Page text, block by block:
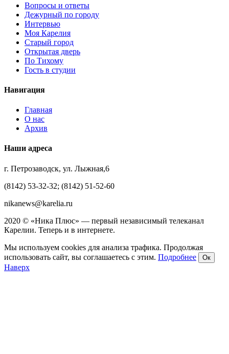
Вопросы и ответы
Дежурный по городу
Интервью
Моя Карелия
Старый город
Открытая дверь
По Тихому
Гость в студии
Навигация
Главная
О нас
Архив
Наши адреса
г. Петрозаводск, ул. Лыжная,6
(8142) 53-32-32; (8142) 51-52-60
nikanews@karelia.ru
2020 © «Ника Плюс» — первый независимый телеканал
Карелии. Теперь и в интернете.
Мы используем cookies для анализа трафика. Продолжая
использовать сайт, вы соглашаетесь с этим. Подробнее Ок
Наверх